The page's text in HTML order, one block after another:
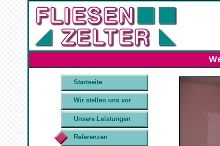
Startseite
Wir stellen uns vor
Unsere Leistungen
Referenzen